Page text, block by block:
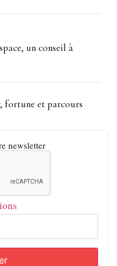
un conseil à
fortune et parcours
newsletter